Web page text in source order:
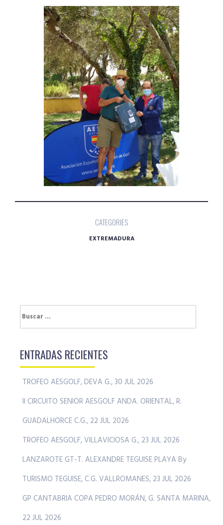
CATEGORIES
EXTREMADURA
Buscar:
ENTRADAS RECIENTES
TROFEO AESGOLF, DEVA G., 30 JUL 2026
II CIRCUITO SENIOR AESGOLF ANDA. ORIENTAL, R.
GUADALHORCE C.G., 22 JUL 2026
TROFEO AESGOLF, VILLAVICIOSA G., 23 JUL 2026
LANZAROTE GT-T. ALEXANDRE TEGUISE PLAYA By
TURISMO TEGUISE, C.G. VALLROMANES, 23 JUL 2026
GP CANTABRIA COPA PEDRO MORÁN, G. SANTA MARINA,
22 JUL 2026